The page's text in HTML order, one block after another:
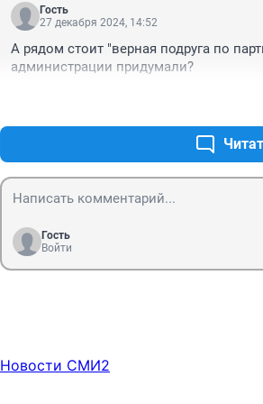
Гость
27 декабря 2024, 14:52
А рядом стоит "верная подруга по
администрации придумали?
Гость
Войти
Новости СМИ2